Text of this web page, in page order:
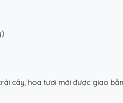
cây, hoa tươi mới được giao